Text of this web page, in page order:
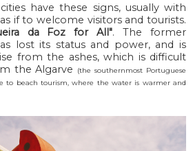
have these signs, usually with
if to welcome visitors and tourists.
da Foz for All". The former
lost its status and power, and is
from the ashes, which is difficult
the Algarve
(the southernmost Portuguese
to beach tourism, where the water is warmer and